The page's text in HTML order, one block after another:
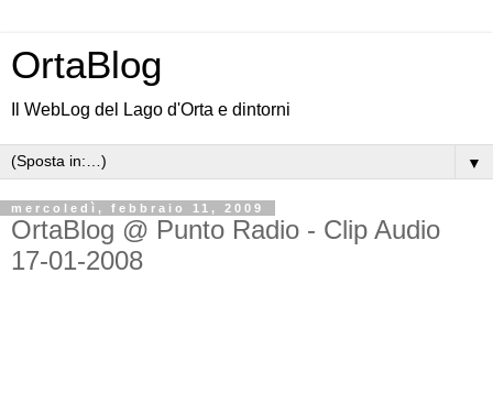
OrtaBlog
Il WebLog del Lago d'Orta e dintorni
▼
mercoledì, febbraio 11, 2009
OrtaBlog @ Punto Radio - Clip Audio
17-01-2008